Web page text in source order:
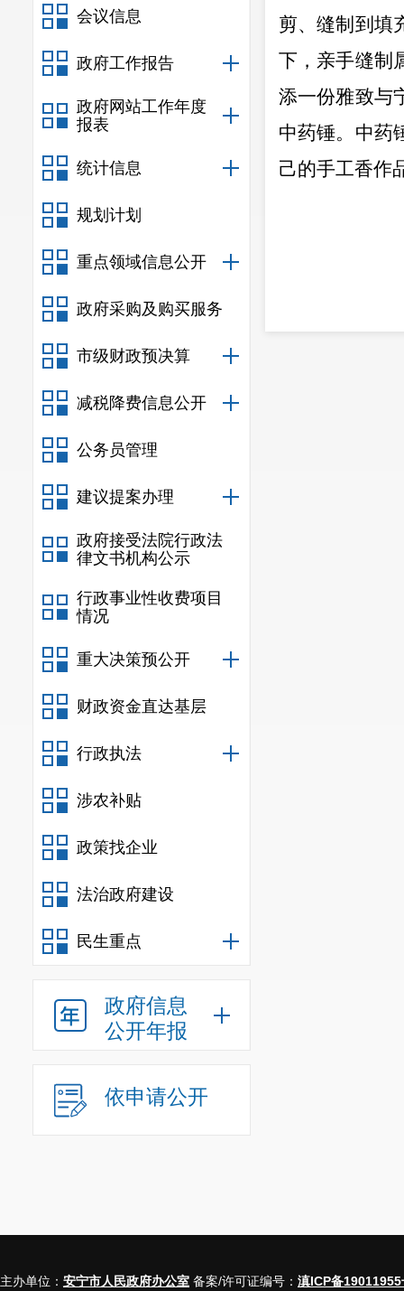
会议信息
政府工作报告
政府网站工作年度
报表
统计信息
规划计划
重点领域信息公开
政府采购及购买服务
市级财政预决算
减税降费信息公开
公务员管理
建议提案办理
政府接受法院行政法
律文书机构公示
行政事业性收费项目
情况
重大决策预公开
财政资金直达基层
行政执法
涉农补贴
政策找企业
法治政府建设
民生重点
政府信息
公开年报
依申请公开
剪、缝制到填
下，亲手缝制
添一份雅致与
中药锤。中药
己的手工香作
主办单位： 安宁市人民政府办公室 备案/许可证编号： 滇ICP备